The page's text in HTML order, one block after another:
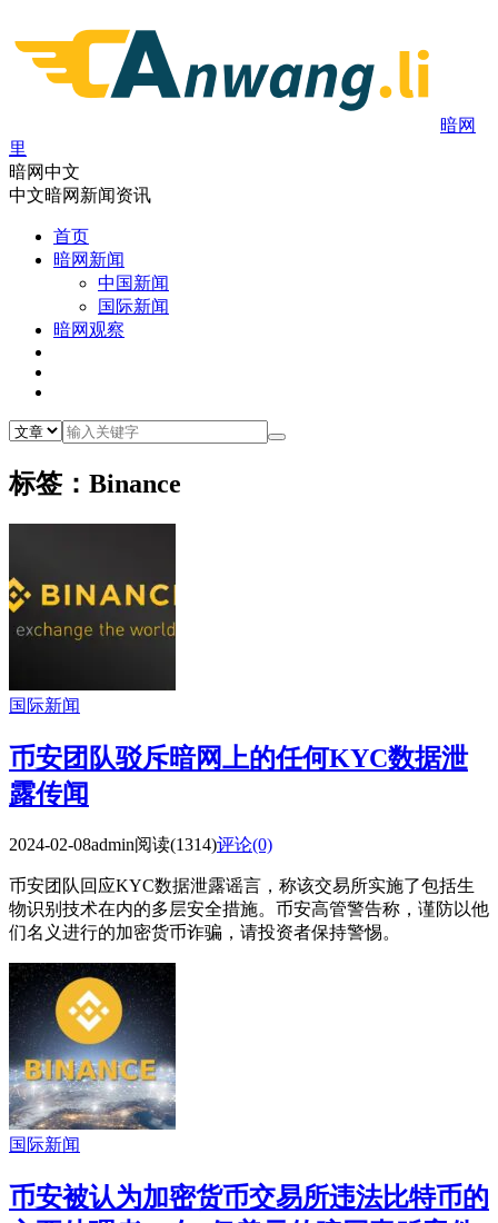
暗网
里
暗网中文
中文暗网新闻资讯
首页
暗网新闻
中国新闻
国际新闻
暗网观察
标签：Binance
国际新闻
币安团队驳斥暗网上的任何KYC数据泄
露传闻
2024-02-08admin阅读(1314)评论(0)
币安团队回应KYC数据泄露谣言，称该交易所实施了包括生
物识别技术在内的多层安全措施。币安高管警告称，谨防以他
们名义进行的加密货币诈骗，请投资者保持警惕。
国际新闻
币安被认为加密货币交易所违法比特币的